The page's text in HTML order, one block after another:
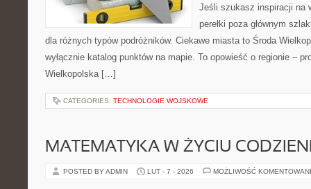
Jeśli szukasz inspiracji na
perełki poza głównym
dla różnych typów podróżników. Ciekawe miasta to Środa
wyłącznie katalog punktów na mapie. To opowieść o regionie –
Wielkopolska […]
CATEGORIES: TECHNOLOGIE WOJSKOWE
MATEMATYKA W ŻYCIU
POSTED BY ADMIN LUT - 7 - 2026 MOŻLIWOŚĆ